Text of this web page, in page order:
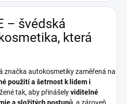
– švédská
která
značka autokosmetiky zaměřená na
použití a šetrnost k lidem i
tak, aby přinášelyviditelné